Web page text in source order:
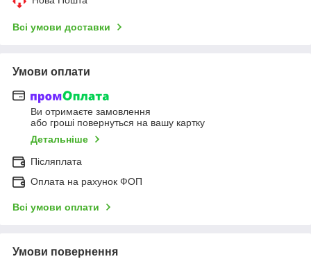
Всі умови доставки
Умови оплати
Ви отримаєте замовлення
або гроші повернуться на вашу картку
Детальніше
Післяплата
Оплата на рахунок ФОП
Всі умови оплати
Умови повернення